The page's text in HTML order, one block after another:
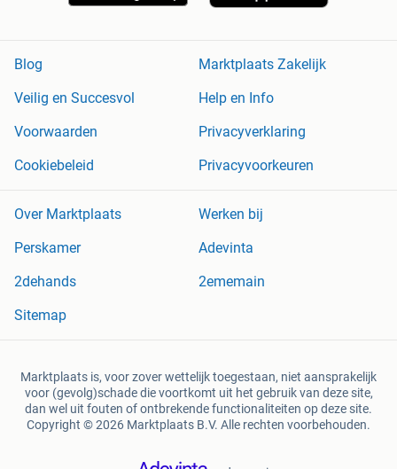
Blog
Marktplaats Zakelijk
Veilig en Succesvol
Help en Info
Voorwaarden
Privacyverklaring
Cookiebeleid
Privacyvoorkeuren
Over Marktplaats
Werken bij
Perskamer
Adevinta
2dehands
2ememain
Sitemap
Marktplaats is, voor zover wettelijk toegestaan, niet aansprakelijk
voor (gevolg)schade die voortkomt uit het gebruik van deze site,
dan wel uit fouten of ontbrekende functionaliteiten op deze site.
Copyright © 2026 Marktplaats B.V. Alle rechten voorbehouden.